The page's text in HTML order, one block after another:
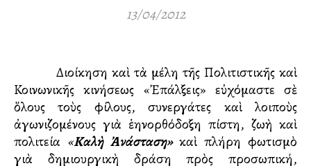
13/04/2012
Ἡ Διοίκηση καὶ τὰ μέλη τῆς Πολιτιστικῆς καὶ
Κοινωνικῆς κινήσεως «Ἐπάλξεις» εὐχόμαστε σὲ
ὅλους τοὺς φίλους, συνεργάτες καὶ λοιποὺς
ἀγωνιζομένους γιὰ ἑλληνορθόδοξη πίστη, ζωὴ καὶ
πολιτεία «Καλὴ Ἀνάσταση»καὶ πλήρη φωτισμὸ
γιὰ δημιουργικὴ δράση πρὸς προσωπική,